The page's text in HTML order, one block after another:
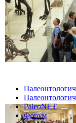
PaleoNET
Форум